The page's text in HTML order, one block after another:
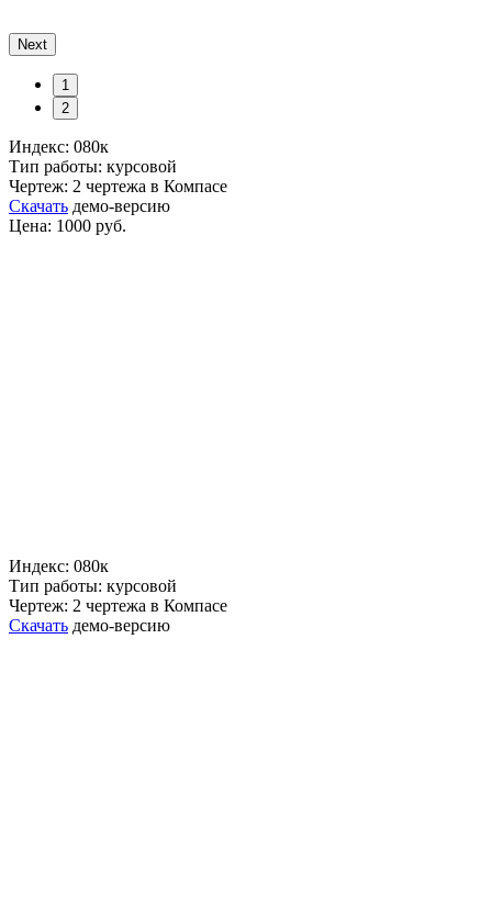
Next
1
2
Индекс: 080к
Тип работы: курсовой
Чертеж: 2 чертежа в Компасе
Скачать демо-версию
Цена: 1000 руб.
Индекс: 080к
Тип работы: курсовой
Чертеж: 2 чертежа в Компасе
Скачать демо-версию